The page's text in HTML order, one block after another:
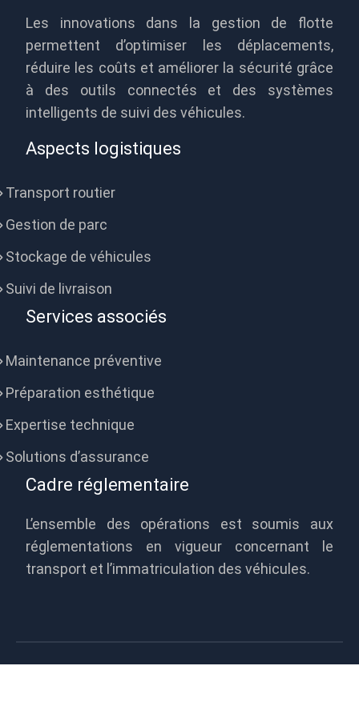
Les innovations dans la gestion de flotte
permettent d’optimiser les déplacements,
réduire les coûts et améliorer la sécurité grâce
à des outils connectés et des systèmes
intelligents de suivi des véhicules.
Aspects logistiques
Transport routier
Gestion de parc
Stockage de véhicules
Suivi de livraison
Services associés
Maintenance préventive
Préparation esthétique
Expertise technique
Solutions d’assurance
Cadre réglementaire
L’ensemble des opérations est soumis aux
réglementations en vigueur concernant le
transport et l’immatriculation des véhicules.